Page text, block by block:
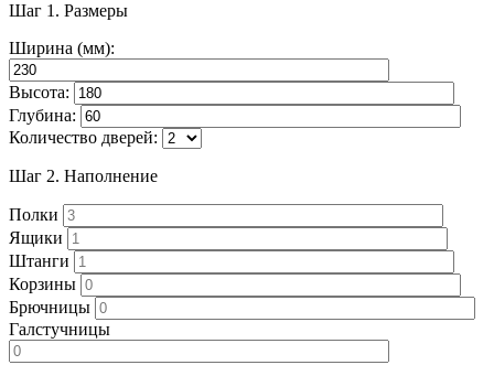
Шаг 1. Размеры
Ширина (мм):
Высота:
Глубина:
Количество дверей:
Шаг 2. Наполнение
Полки
Ящики
Штанги
Корзины
Брючницы
Галстучницы